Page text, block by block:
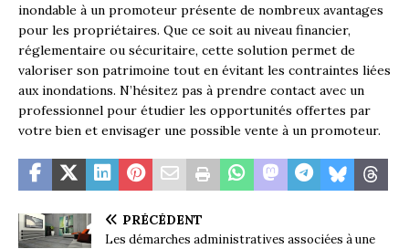
inondable à un promoteur présente de nombreux avantages
pour les propriétaires. Que ce soit au niveau financier,
réglementaire ou sécuritaire, cette solution permet de
valoriser son patrimoine tout en évitant les contraintes liées
aux inondations. N’hésitez pas à prendre contact avec un
professionnel pour étudier les opportunités offertes par
votre bien et envisager une possible vente à un promoteur.
PRÉCÉDENT
Les démarches administratives associées à une